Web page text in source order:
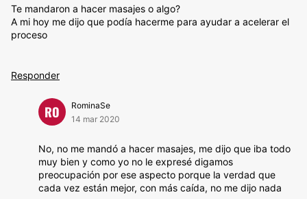
Te mandaron a hacer masajes o algo?
A mi hoy me dijo que podía hacerme para ayudar a acelerar el
proceso
Responder
RO
RominaSe
14 mar 2020
No, no me mandó a hacer masajes, me dijo que iba todo
muy bien y como yo no le expresé digamos
preocupación por ese aspecto porque la verdad que
cada vez están mejor, con más caída, no me dijo nada